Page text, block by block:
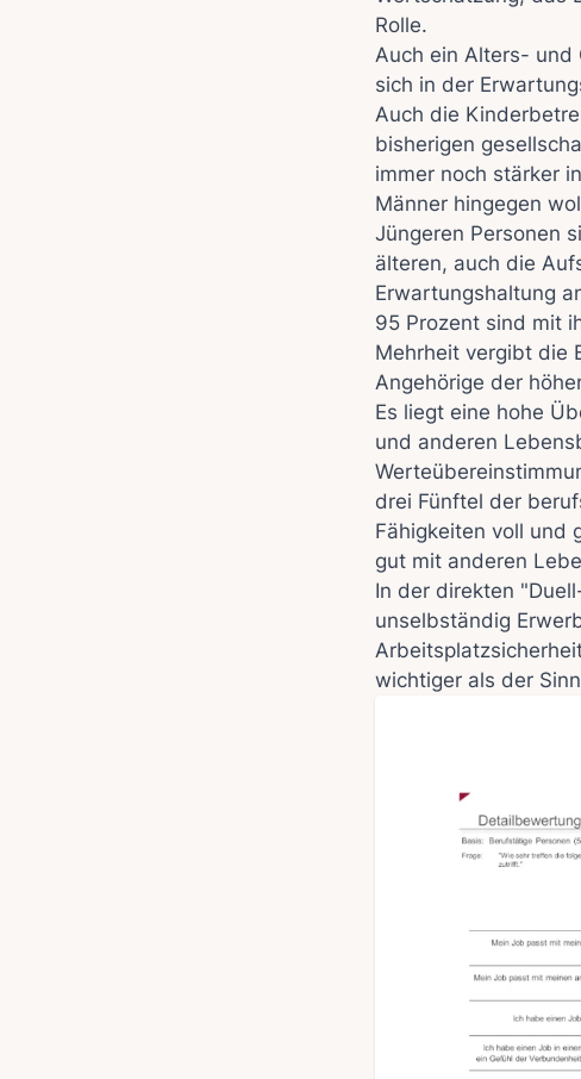
Rolle.
Auch ein Alters- und
sich in der
Auch die
bisherigen
immer noch stärker
Männer hingegen
Jüngeren Personen
älteren, auch die
Erwartungshaltung
95 Prozent sind mit
Mehrheit vergibt die
Angehörige der
Es liegt eine hohe
und anderen
drei Fünftel der
Fähigkeiten voll und
gut mit anderen
In der direkten
unselbständig
wichtiger als der